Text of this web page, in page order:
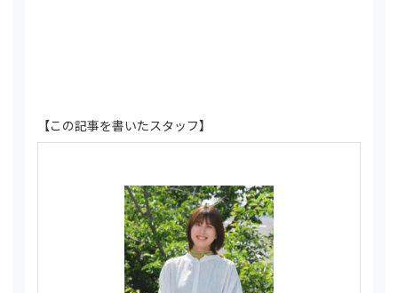
【この記事を書いたスタッフ】